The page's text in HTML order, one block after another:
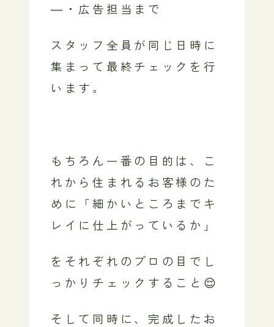
―・広告担当まで
スタッフ全員が同じ日時に
集まって最終チェックを行
います。
もちろん一番の目的は、こ
れから住まれるお客様のた
めに「細かいところまでキ
レイに仕上がっているか」
をそれぞれのプロの目でし
っかりチェックすること😌
そして同時に、完成したお